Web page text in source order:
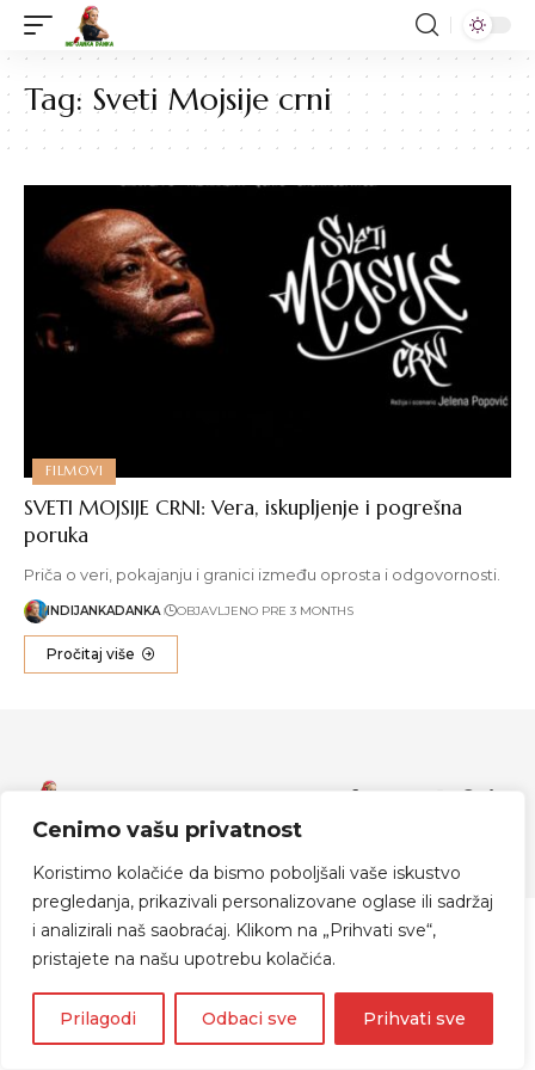
Cenimo vašu privatnost
Koristimo kolačiće da bismo poboljšali vaše iskustvo
pregledanja, prikazivali personalizovane oglase ili sadržaj
i analizirali naš saobraćaj. Klikom na „Prihvati sve“,
pristajete na našu upotrebu kolačića.
Prilagodi Odbaci sve Prihvati sve
Tag: Sveti Mojsije crni
FILMOVI
SVETI MOJSIJE CRNI: Vera, iskupljenje i pogrešna
poruka
Priča o veri, pokajanju i granici između oprosta i odgovornosti.
INDIJANKADANKA OBJAVLJENO PRE 3 MONTHS
Pročitaj više
© 2024 Indijanka Danka